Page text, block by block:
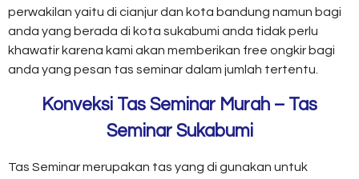
perwakilan yaitu di cianjur dan kota bandung namun bagi
anda yang berada di kota sukabumi anda tidak perlu
khawatir karena kami akan memberikan free ongkir bagi
anda yang pesan tas seminar dalam jumlah tertentu.
Konveksi Tas Seminar Murah – Tas
Seminar Sukabumi
Tas Seminar merupakan tas yang di gunakan untuk